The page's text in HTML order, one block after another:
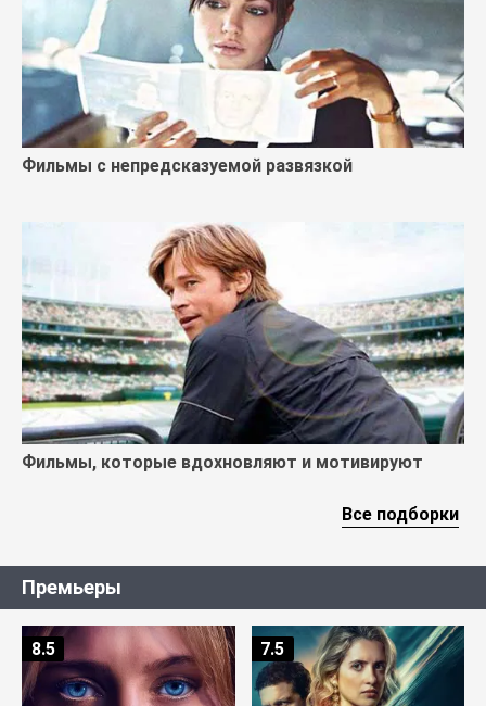
Фильмы с непредсказуемой развязкой
Фильмы, которые вдохновляют и мотивируют
Все подборки
Премьеры
8.5 7.5